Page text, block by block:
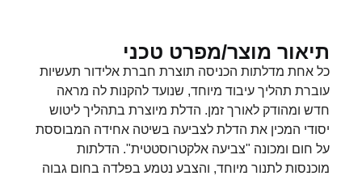
תיאור מוצר/מפרט טכני
כל אחת מדלתות הכניסה תוצרת חברת אלידור תעשיות
עוברת תהליך עיבוד מיוחד, שנועד להקנות לה מראה
חדש ומהודק לאורך זמן. הדלת מיוצרת בתהליך ליטוש
יסודי המכין את הדלת לצביעה בשיטה אחידה המבוססת
על חום ומכונה "צביעה אלקטרוסטטית". הדלתות
מוכנסות לתנור מיוחד, והצבע נטמע בפלדה בחום גבוה